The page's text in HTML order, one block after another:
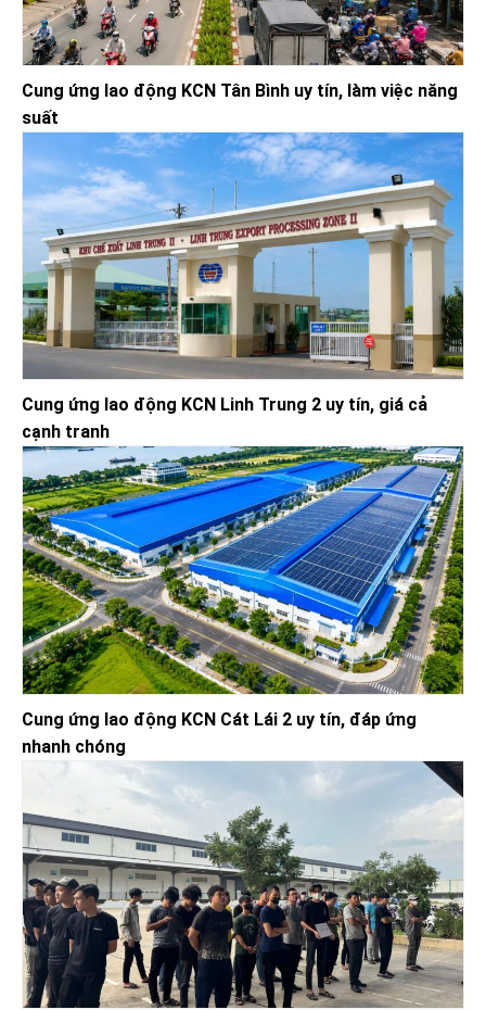
Cung ứng lao động KCN Tân Bình uy tín, làm việc năng
suất
Cung ứng lao động KCN Linh Trung 2 uy tín, giá cả
cạnh tranh
Cung ứng lao động KCN Cát Lái 2 uy tín, đáp ứng
nhanh chóng